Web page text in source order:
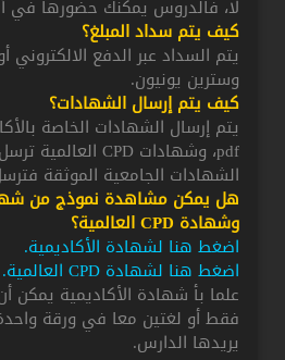
لا، فالدروس يمكنك حضورها في
كيف يتم سداد المبلغ؟
يتم السداد عبر الدفع الالكتروني
وسترين يونيون.
كيف يتم إرسال الشهادات؟
يتم إرسال الشهادات الخاصة
الشهادات الجامعية الموثقة
هل يمكن مشاهدة نموذج من
وشهادة CPD العالمية؟
اضغط هنا لشهادة الأكاديمية.
اضغط هنا لشهادة CPD العالمية .
علما بأ شهادة الأكاديمية يمكن
فقط أو لغتين معا في ورقة
يريدها الدارس.